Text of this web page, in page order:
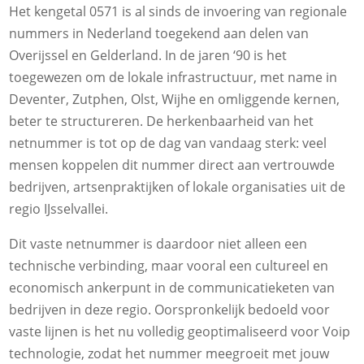
Het kengetal 0571 is al sinds de invoering van regionale
nummers in Nederland toegekend aan delen van
Overijssel en Gelderland. In de jaren ‘90 is het
toegewezen om de lokale infrastructuur, met name in
Deventer, Zutphen, Olst, Wijhe en omliggende kernen,
beter te structureren. De herkenbaarheid van het
netnummer is tot op de dag van vandaag sterk: veel
mensen koppelen dit nummer direct aan vertrouwde
bedrijven, artsenpraktijken of lokale organisaties uit de
regio IJsselvallei.
Dit vaste netnummer is daardoor niet alleen een
technische verbinding, maar vooral een cultureel en
economisch ankerpunt in de communicatieketen van
bedrijven in deze regio. Oorspronkelijk bedoeld voor
vaste lijnen is het nu volledig geoptimaliseerd voor Voip
technologie, zodat het nummer meegroeit met jouw